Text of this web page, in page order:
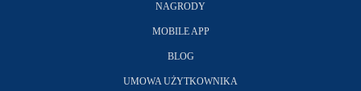
NAGRODY
MOBILE APP
BLOG
UMOWA UŻYTKOWNIKA